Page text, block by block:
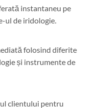
instantaneu pe
ul de iridologie.
folosind diferite
și instrumente de
clientului pentru